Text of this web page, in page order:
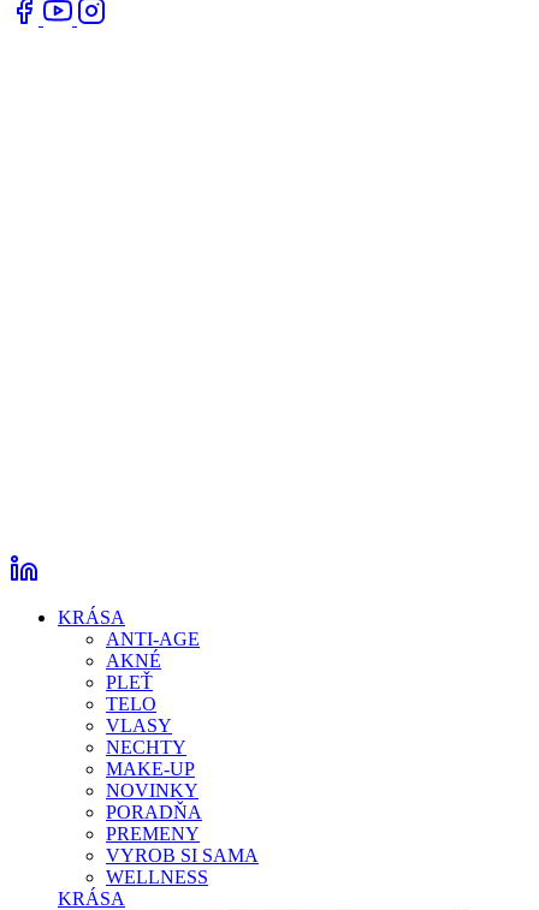
KRÁSA
ANTI-AGE
AKNÉ
PLEŤ
TELO
VLASY
NECHTY
MAKE-UP
NOVINKY
PORADŇA
PREMENY
VYROB SI SAMA
WELLNESS
KRÁSA